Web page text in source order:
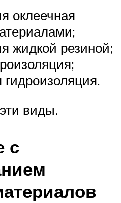
оклеечная
жидкой резиной;
виды.
с